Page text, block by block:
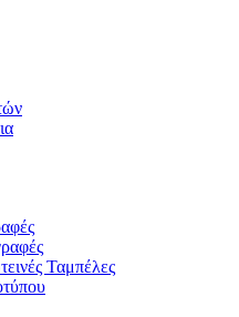
Ταμπέλες